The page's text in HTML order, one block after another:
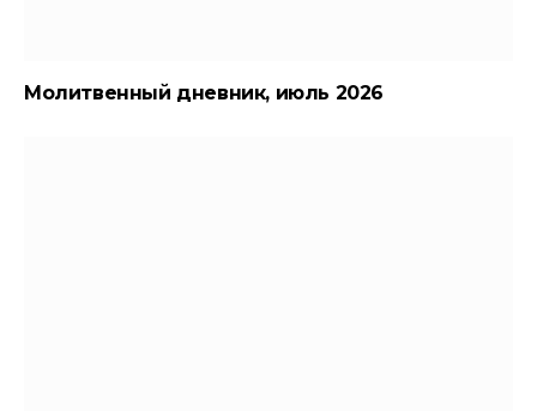
Молитвенный дневник, июль 2026